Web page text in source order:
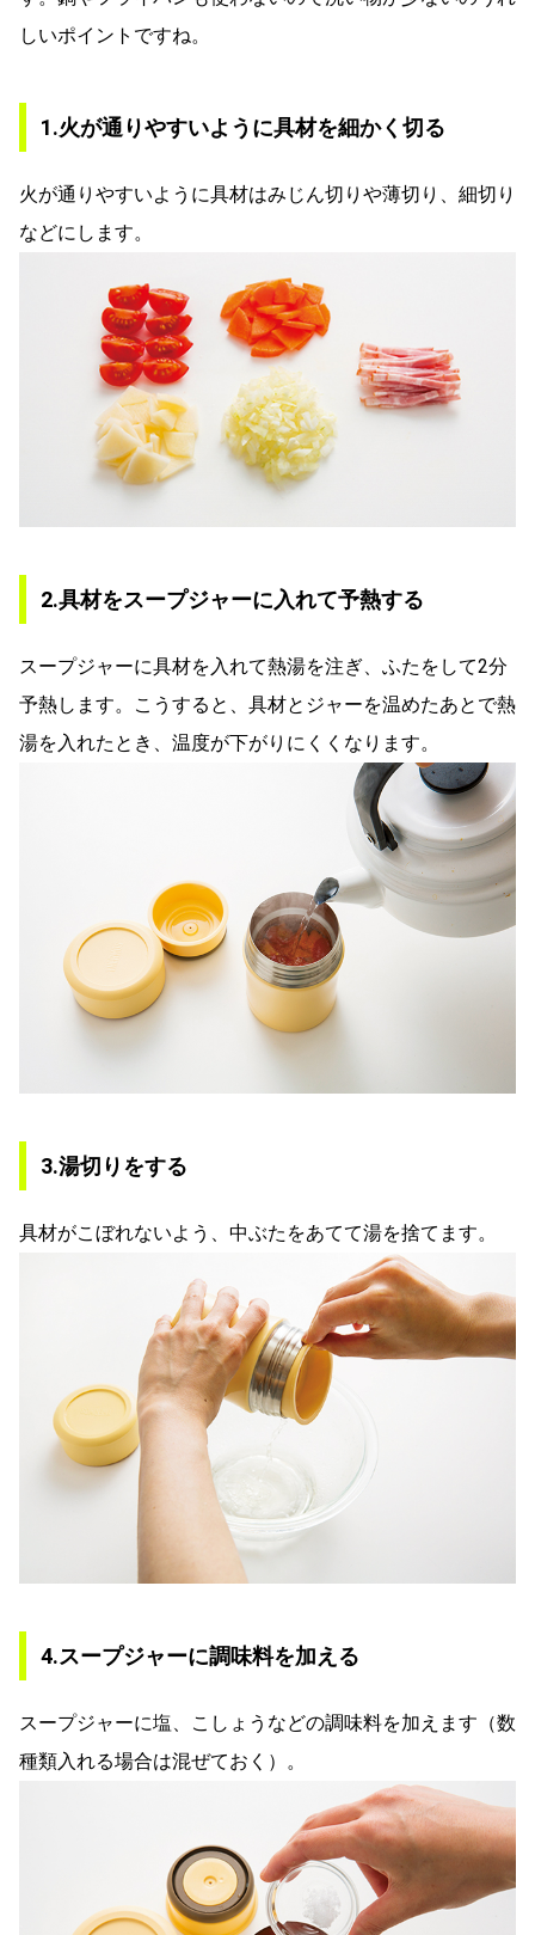
しいポイントですね。
1.火が通りやすいように具材を細かく切る
火が通りやすいように具材はみじん切りや薄切り、細切り
などにします。
2.具材をスープジャーに入れて予熱する
スープジャーに具材を入れて熱湯を注ぎ、ふたをして2分
予熱します。こうすると、具材とジャーを温めたあとで熱
湯を入れたとき、温度が下がりにくくなります。
3.湯切りをする
具材がこぼれないよう、中ぶたをあてて湯を捨てます。
4.スープジャーに調味料を加える
スープジャーに塩、こしょうなどの調味料を加えます（数
種類入れる場合は混ぜておく）。